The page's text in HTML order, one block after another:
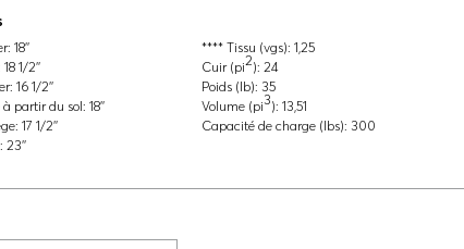
18''
18 1/2''
16 1/2''
partir du sol: 18''
17 1/2''
23''
**** Tissu (vgs): 1,25
Cuir (pi2): 24
Poids (lb): 35
Volume (pi3): 13,51
Capacité de charge (lbs): 300